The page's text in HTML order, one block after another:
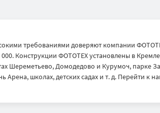
требованиями доверяют компании
Конструкции ФОТОТЕХ установлены в
Шереметьево, Домодедово и Курумоч, парке
Арена, школах, детских садах и т. д. Перейти к